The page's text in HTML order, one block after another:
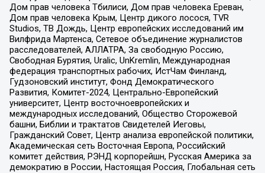
Дом прав человека Тбилиси, Дом прав человека Ереван,
Дом прав человека Крым, Центр дикого лосося, TVR
Studios, ТВ Дождь, Центр европейских исследований им
Вилфрида Мартенса, Сетевое объединение журналистов
расследователей, АЛЛАТРА, За свободную Россию,
Свободная Бурятия, Uralic, UnKremlin, Международная
федерация транспортных рабочих, ИстЧам Финланд,
Гудзоновский институт, Фонд Демократического
Развития, Комитет-2024, Центрально-Европейский
университет, Центр восточноевропейских и
международных исследований, Общество Сторожевой
башни, Библии и трактатов Свидетелей Иеговы,
Гражданский Совет, Центр анализа европейской политики,
Академическая сеть Восточная Европа, Российский
комитет действия, РЭНД корпорейшн, Русская Америка за
демократию в России, Настоящая Россия, Глобальная сеть